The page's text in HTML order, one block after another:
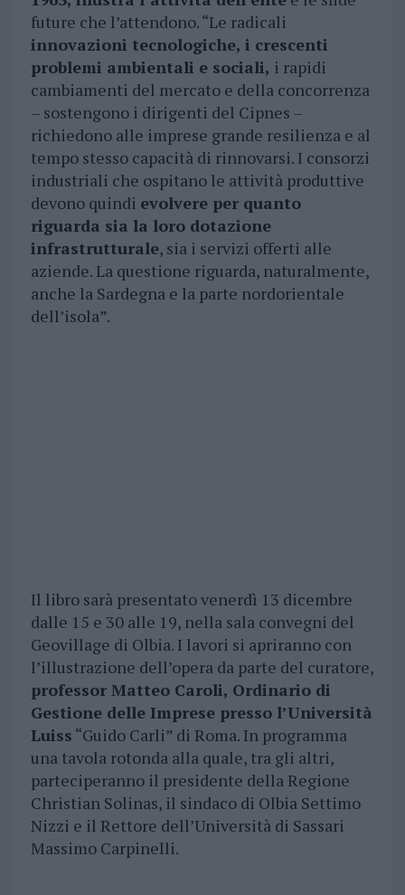
future che l’attendono. “Le radicali
innovazioni tecnologiche, i crescenti
problemi ambientali e sociali, i rapidi
cambiamenti del mercato e della concorrenza
– sostengono i dirigenti del Cipnes –
richiedono alle imprese grande resilienza e al
tempo stesso capacità di rinnovarsi. I consorzi
industriali che ospitano le attività produttive
devono quindi evolvere per quanto
riguarda sia la loro dotazione
infrastrutturale, sia i servizi offerti alle
aziende. La questione riguarda, naturalmente,
anche la Sardegna e la parte nordorientale
dell’isola”.
Il libro sarà presentato venerdì 13 dicembre
dalle 15 e 30 alle 19, nella sala convegni del
Geovillage di Olbia. I lavori si apriranno con
l’illustrazione dell’opera da parte del curatore,
professor Matteo Caroli, Ordinario di
Gestione delle Imprese presso l’Università
Luiss “Guido Carli” di Roma. In programma
una tavola rotonda alla quale, tra gli altri,
parteciperanno il presidente della Regione
Christian Solinas, il sindaco di Olbia Settimo
Nizzi e il Rettore dell’Università di Sassari
Massimo Carpinelli.